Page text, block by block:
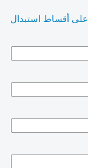
على أقساط استبدال